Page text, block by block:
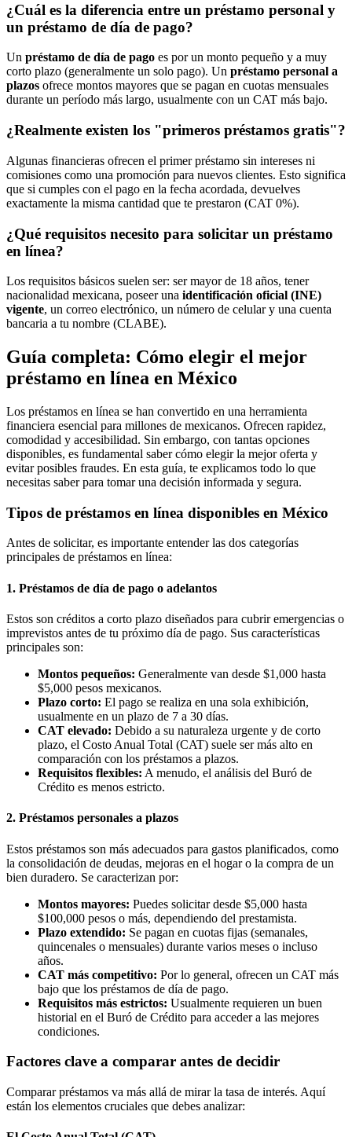
¿Cuál es la diferencia entre un préstamo personal y
un préstamo de día de pago?
Un préstamo de día de pago es por un monto pequeño y a muy
corto plazo (generalmente un solo pago). Un préstamo personal a
plazos ofrece montos mayores que se pagan en cuotas mensuales
durante un período más largo, usualmente con un CAT más bajo.
¿Realmente existen los "primeros préstamos gratis"?
Algunas financieras ofrecen el primer préstamo sin intereses ni
comisiones como una promoción para nuevos clientes. Esto significa
que si cumples con el pago en la fecha acordada, devuelves
exactamente la misma cantidad que te prestaron (CAT 0%).
¿Qué requisitos necesito para solicitar un préstamo
en línea?
Los requisitos básicos suelen ser: ser mayor de 18 años, tener
nacionalidad mexicana, poseer una identificación oficial (INE)
vigente, un correo electrónico, un número de celular y una cuenta
bancaria a tu nombre (CLABE).
Guía completa: Cómo elegir el mejor
préstamo en línea en México
Los préstamos en línea se han convertido en una herramienta
financiera esencial para millones de mexicanos. Ofrecen rapidez,
comodidad y accesibilidad. Sin embargo, con tantas opciones
disponibles, es fundamental saber cómo elegir la mejor oferta y
evitar posibles fraudes. En esta guía, te explicamos todo lo que
necesitas saber para tomar una decisión informada y segura.
Tipos de préstamos en línea disponibles en México
Antes de solicitar, es importante entender las dos categorías
principales de préstamos en línea:
1. Préstamos de día de pago o adelantos
Estos son créditos a corto plazo diseñados para cubrir emergencias o
imprevistos antes de tu próximo día de pago. Sus características
principales son:
Montos pequeños: Generalmente van desde $1,000 hasta
$5,000 pesos mexicanos.
Plazo corto: El pago se realiza en una sola exhibición,
usualmente en un plazo de 7 a 30 días.
CAT elevado: Debido a su naturaleza urgente y de corto
plazo, el Costo Anual Total (CAT) suele ser más alto en
comparación con los préstamos a plazos.
Requisitos flexibles: A menudo, el análisis del Buró de
Crédito es menos estricto.
2. Préstamos personales a plazos
Estos préstamos son más adecuados para gastos planificados, como
la consolidación de deudas, mejoras en el hogar o la compra de un
bien duradero. Se caracterizan por:
Montos mayores: Puedes solicitar desde $5,000 hasta
$100,000 pesos o más, dependiendo del prestamista.
Plazo extendido: Se pagan en cuotas fijas (semanales,
quincenales o mensuales) durante varios meses o incluso
años.
CAT más competitivo: Por lo general, ofrecen un CAT más
bajo que los préstamos de día de pago.
Requisitos más estrictos: Usualmente requieren un buen
historial en el Buró de Crédito para acceder a las mejores
condiciones.
Factores clave a comparar antes de decidir
Comparar préstamos va más allá de mirar la tasa de interés. Aquí
están los elementos cruciales que debes analizar: